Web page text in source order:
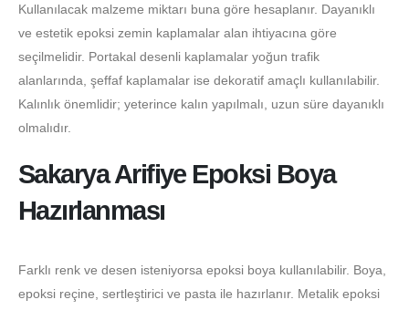
Kullanılacak malzeme miktarı buna göre hesaplanır. Dayanıklı
ve estetik epoksi zemin kaplamalar alan ihtiyacına göre
seçilmelidir. Portakal desenli kaplamalar yoğun trafik
alanlarında, şeffaf kaplamalar ise dekoratif amaçlı kullanılabilir.
Kalınlık önemlidir; yeterince kalın yapılmalı, uzun süre dayanıklı
olmalıdır.
Sakarya Arifiye Epoksi Boya
Hazırlanması
Farklı renk ve desen isteniyorsa epoksi boya kullanılabilir. Boya,
epoksi reçine, sertleştirici ve pasta ile hazırlanır. Metalik epoksi